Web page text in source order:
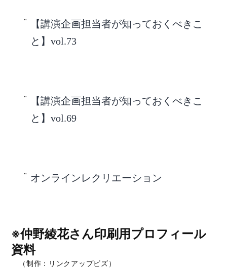
【講演企画担当者が知っておくべきこ
と】vol.73
【講演企画担当者が知っておくべきこ
と】vol.69
オンラインレクリエーション
※仲野綾花さん印刷用プロフィール
資料
（制作：リンクアップビズ）